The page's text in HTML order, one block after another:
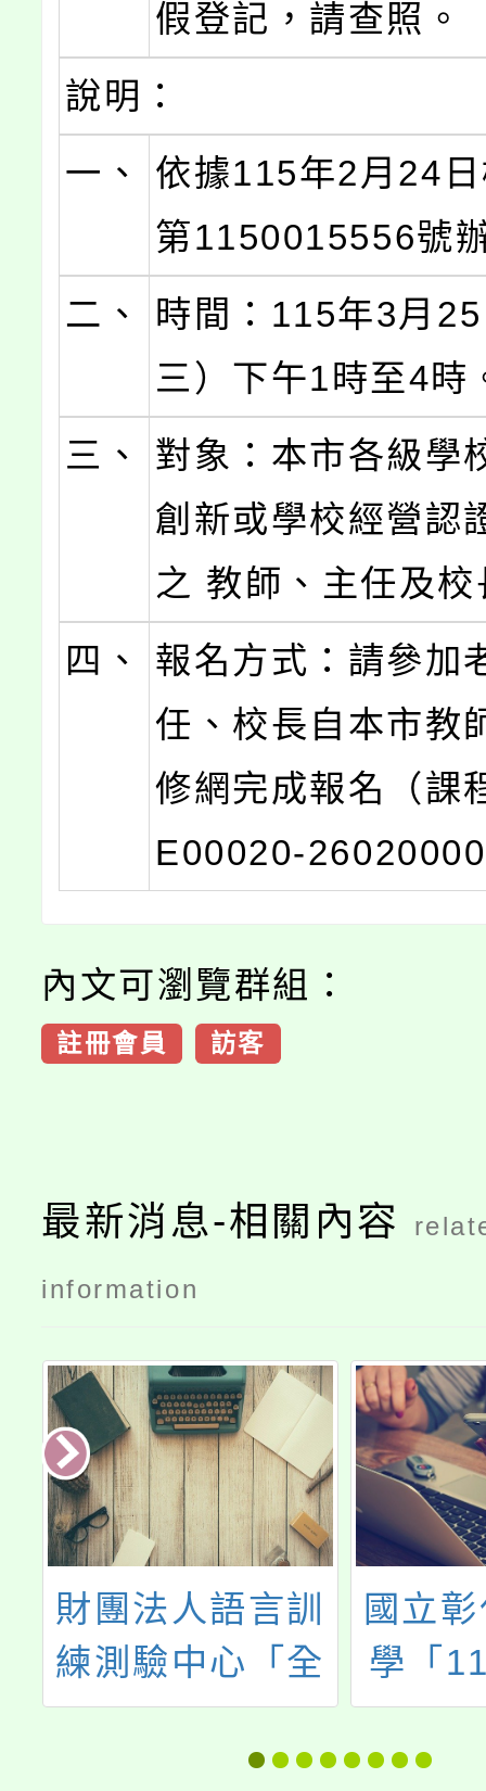
假登記，請查照。
說明：
一、
依據115年2月24
第1150015556號
二、
時間：115年3月
三）下午1時至4時
三、
對象：本市各級學
創新或學校經營認
之 教師、主任及校
四、
報名方式：請參加
任、校長自本市教
修網完成報名（課
E00020-
內文可瀏覽群組：
註冊會員 訪客
最新消息-相關內容
information
財團法人語言訓
練測驗中心「全
民英檢」中級、
中高級測驗
國立
學「
育實
知